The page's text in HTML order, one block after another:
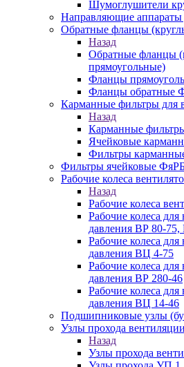
Шумоглушители
Направляющие аппараты
Обратные фланцы
Назад
Обратные фланцы
прямоугольные)
Фланцы
Фланцы обратные
Карманные фильтры для
Назад
Карманные
Ячейковые
Фильтры
Фильтры ячейковые
Рабочие колеса
Назад
Рабочие колеса
Рабочие колеса для
давления ВР 80-
Рабочие колеса для
давления ВЦ 4-75
Рабочие колеса для
давления ВР 280-46
Рабочие колеса для
давления ВЦ 14-46
Подшипниковые узлы
Узлы прохода вентиляции
Назад
Узлы прохода